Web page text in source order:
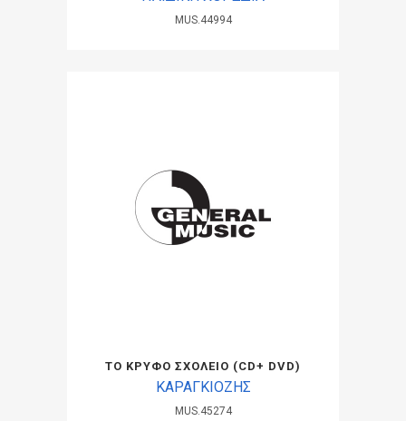
MUS.44994
ΤΟ ΚΡΥΦΟ ΣΧΟΛΕΙΟ (CD+ DVD)
ΚΑΡΑΓΚΙΟΖΗΣ
MUS.45274